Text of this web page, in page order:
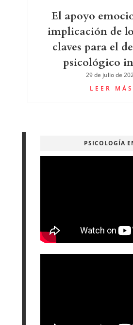
El apoyo
implicación de
claves para el
psicológico
29 de julio de
LEER MÁS
PSICOLOGÍA